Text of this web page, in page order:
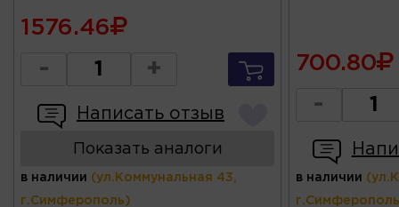
1576.46
- +
Написать отзыв
Показать аналоги
в наличии (ул.Коммунальная 43,
г.Симферополь)
700.80
-
в наличии